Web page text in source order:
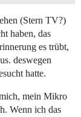
(Stern TV?)
haben, das
es trübt,
deswegen
hatte.
mein Mikro
Wenn ich das